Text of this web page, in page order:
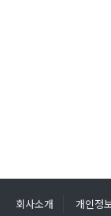
회사소개 개인정